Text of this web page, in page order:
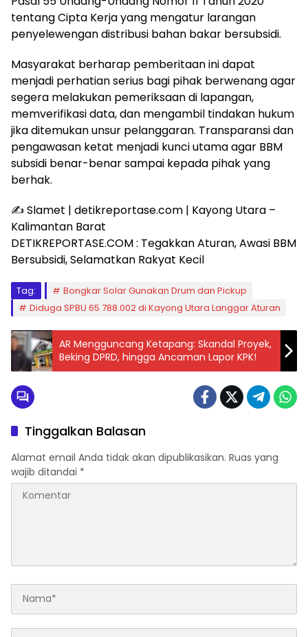
tentang Cipta Kerja yang mengatur larangan
penyelewengan distribusi bahan bakar bersubsidi.
Masyarakat berharap pemberitaan ini dapat
menjadi perhatian serius bagi pihak berwenang agar
segera melakukan pemeriksaan di lapangan,
memverifikasi data, dan mengambil tindakan hukum
jika ditemukan unsur pelanggaran. Transparansi dan
pengawasan ketat menjadi kunci utama agar BBM
subsidi benar-benar sampai kepada pihak yang
berhak.
✍️ Slamet | detikreportase.com | Kayong Utara –
Kalimantan Barat
DETIKREPORTASE.COM : Tegakkan Aturan, Awasi BBM
Bersubsidi, Selamatkan Rakyat Kecil
Tag:
Bongkar Solar Gunakan Drum dan Pickup
Diduga SPBU 65.788.002 di Kayong Utara Langgar Aturan
AR Mengguncang Ketapang: Skandal Proyek,
Beking DPRD, hingga Ancaman Lapor KPK!
Tinggalkan Balasan
Alamat email Anda tidak akan dipublikasikan. Ruas yang
wajib ditandai *